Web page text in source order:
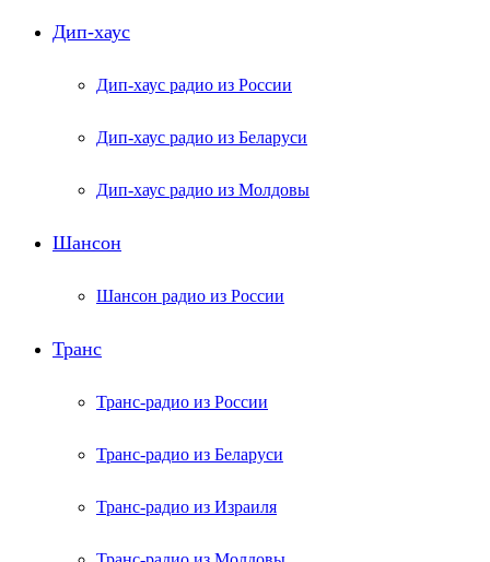
Дип-хаус
Дип-хаус радио из России
Дип-хаус радио из Беларуси
Дип-хаус радио из Молдовы
Шансон
Шансон радио из России
Транс
Транс-радио из России
Транс-радио из Беларуси
Транс-радио из Израиля